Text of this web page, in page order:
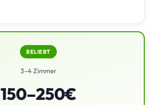
BELIEBT
3–4 Zimmer
150–250€